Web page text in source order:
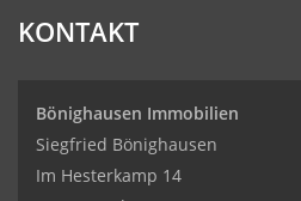
KONTAKT
Bönighausen Immobilien
Siegfried Bönighausen
Im Hesterkamp 14